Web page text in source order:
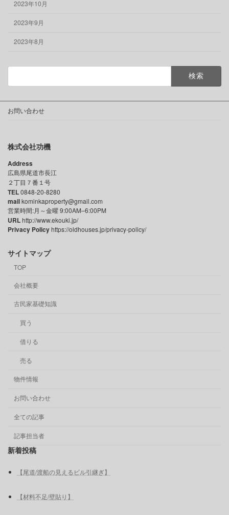
2023年10月
2023年9月
2023年8月
お問い合わせ
株式会社功機
Address
広島県尾道市長江
２丁目７番１号
TEL0848-20-8280
mailkominkaproperty@gmail.com
営業時間:月～金曜 9:00AM–6:00PM
URLhttp://www.ekouki.jp/
Privacy Policyhttps://oldhouses.jp/privacy-policy/
サイトマップ
TOP
会社概要
古民家基礎知識
買う
借りる
売る
物件情報
お問い合わせ
全ての記事
記事担当者
新着投稿
【尾道/渡船の見えるビル引継ぎ】
【材料不足/壁貼り】